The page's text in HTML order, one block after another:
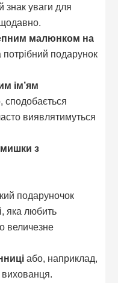
знак уваги для
малюнком на
подарунок
ім’ям
сподобається
виявлятимуться
з
подаруночок
яка любить
величезне
або, наприклад,
вихованця.